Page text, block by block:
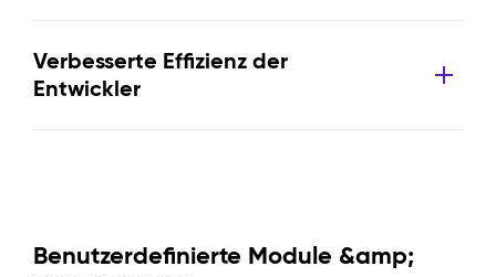
Verbesserte Effizienz der
Entwickler
Benutzerdefinierte Module &amp;